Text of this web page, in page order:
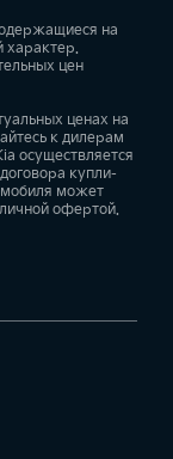
на
характер.
цен
ценах на
к дилерам
осуществляется
купли-
может
офертой.